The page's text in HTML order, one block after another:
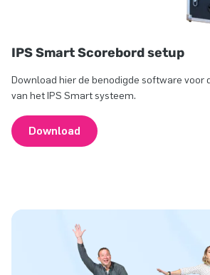
IPS Smart Scorebord setup
Download hier de benodigde software voor
van het IPS Smart systeem.
Download